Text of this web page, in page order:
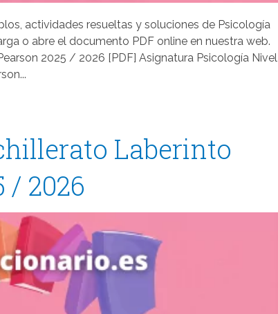
actividades resueltas y soluciones de Psicología
o abre el documento PDF online en nuestra web.
2025 / 2026 [PDF] Asignatura Psicología Nivel
Laberinto
/ 2026